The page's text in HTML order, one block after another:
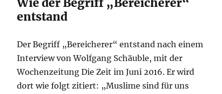
entstand
Der Begriff „Bereicherer“ entstand nach einem
Interview von Wolfgang Schäuble, mit der
Wochenzeitung Die Zeit im Juni 2016. Er wird
dort wie folgt zitiert: „Muslime sind für uns